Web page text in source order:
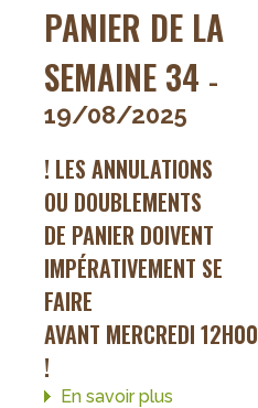
PANIER DE LA
SEMAINE 34 -
19/08/2025
! LES ANNULATIONS
OU DOUBLEMENTS
DE PANIER DOIVENT
IMPÉRATIVEMENT SE
FAIRE
AVANT MERCREDI 12H00
!
En savoir plus